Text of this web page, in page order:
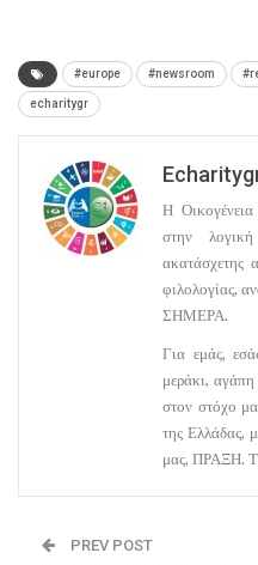
#europe #newsroom
echaritygr
Η
στην
ακατάσχετης
φιλολογίας,
ΣΗΜΕΡΑ.
Για εμάς,
μεράκι,
στον στόχο
της Ελλάδας,
μας, ΠΡΑΞΗ.
PREV POST